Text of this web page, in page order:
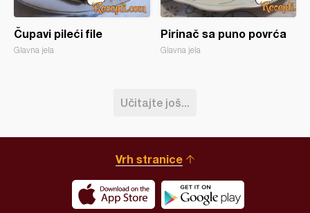
Čupavi pileći file
Glavna jela
Pirinač sa puno povrća
Glavna jela
Učitajte još...
Vrh stranice